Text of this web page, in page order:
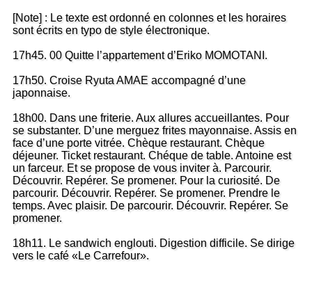
[Note] : Le texte est ordonné en colonnes et les horaires
sont écrits en typo de style électronique.
17h45. 00 Quitte l’appartement d’Eriko MOMOTANI.
17h50. Croise Ryuta AMAE accompagné d’une
japonnaise.
18h00. Dans une friterie. Aux allures accueillantes. Pour
se substanter. D’une merguez frites mayonnaise. Assis en
face d’une porte vitrée. Chèque restaurant. Chèque
déjeuner. Ticket restaurant. Chéque de table. Antoine est
un farceur. Et se propose de vous inviter à. Parcourir.
Découvrir. Repérer. Se promener. Pour la curiosité. De
parcourir. Découvrir. Repérer. Se promener. Prendre le
temps. Avec plaisir. De parcourir. Découvrir. Repérer. Se
promener.
18h11. Le sandwich englouti. Digestion difficile. Se dirige
vers le café «Le Carrefour».